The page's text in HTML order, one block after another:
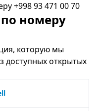
+998 93 471 00 70
номеру
которую мы
доступных открытых